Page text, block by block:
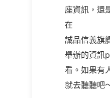
座資訊，還
在
誠品信義旗
舉辦的資訊
看。如果有
就去聽聽吧